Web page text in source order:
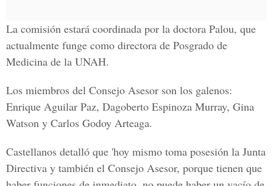
La comisión estará coordinada por la doctora Palou, que
actualmente funge como directora de Posgrado de
Medicina de la UNAH.
Los miembros del Consejo Asesor son los galenos:
Enrique Aguilar Paz, Dagoberto Espinoza Murray, Gina
Watson y Carlos Godoy Arteaga.
Castellanos detalló que 'hoy mismo toma posesión la Junta
Directiva y también el Consejo Asesor, porque tienen que